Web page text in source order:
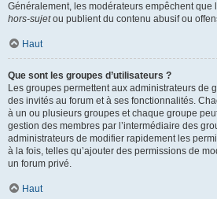
Généralement, les modérateurs empêchent que
hors-sujetou publient du contenu abusif ou
Haut
Que sont les groupes d’utilisateurs ?
Les groupes permettent aux administrateurs de
des invités au forum et à ses fonctionnalités.
à un ou plusieurs groupes et chaque groupe
gestion des membres par l’intermédiaire des
administrateurs de modifier rapidement les
à la fois, telles qu’ajouter des permissions de
un forum privé.
Haut